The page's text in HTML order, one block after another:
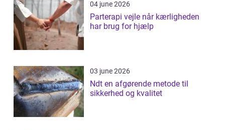
04 june 2026
Parterapi vejle når kærligheden
har brug for hjælp
03 june 2026
Ndt en afgørende metode til
sikkerhed og kvalitet